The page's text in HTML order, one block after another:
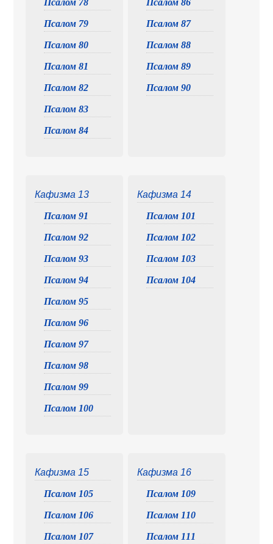
Псалом 79
Псалом 80
Псалом 81
Псалом 82
Псалом 83
Псалом 84
Псалом 87
Псалом 88
Псалом 89
Псалом 90
Кафизма 13
Псалом 91
Псалом 92
Псалом 93
Псалом 94
Псалом 95
Псалом 96
Псалом 97
Псалом 98
Псалом 99
Псалом 100
Кафизма 14
Псалом 101
Псалом 102
Псалом 103
Псалом 104
Кафизма 15
Псалом 105
Псалом 106
Псалом 107
Кафизма 16
Псалом 109
Псалом 110
Псалом 111